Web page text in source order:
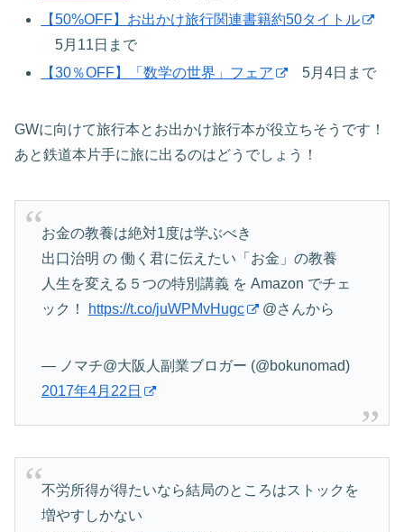
【50%OFF】お出かけ旅行関連書籍約50タイトル
5月11日まで
【30％OFF】「数学の世界」フェア
5月4日まで
GWに向けて旅行本とお出かけ旅行本が役立ちそうです！
あと鉄道本片手に旅に出るのはどうでしょう！
お金の教養は絶対1度は学ぶべき
出口治明 の 働く君に伝えたい「お金」の教養
人生を変える５つの特別講義 を Amazon でチェ
ック！
https://t.co/juWPMvHugc @さんから
— ノマチ@大阪人副業ブロガー (@bokunomad)
2017年4月22日
不労所得が得たいなら結局のところはストックを
増やすしかない